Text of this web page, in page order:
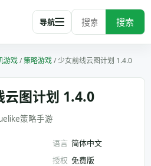
搜索
导航
游戏/策略游戏/少女前线云图计划 1.4.0
云图计划 1.4.0
策略手游
语言 简体中文
授权 免费版